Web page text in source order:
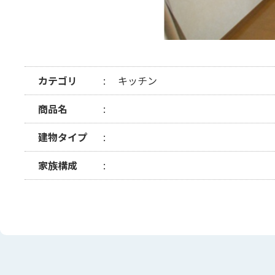
カテゴリ
キッチン
商品名
建物タイプ
家族構成